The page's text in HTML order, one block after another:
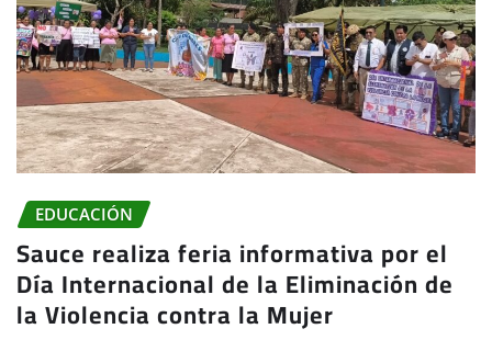
EDUCACIÓN
Sauce realiza feria informativa por el
Día Internacional de la Eliminación de
la Violencia contra la Mujer